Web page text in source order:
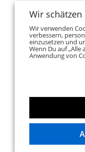
Wir
Wir verwenden
verbessern,
einzusetzen und
Wenn Du auf
Anwendung von